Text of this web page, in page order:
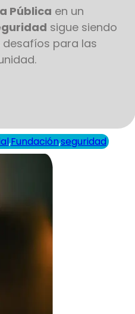
Pública en un
sigue siendo
desafíos para las
,Fundación,seguridad